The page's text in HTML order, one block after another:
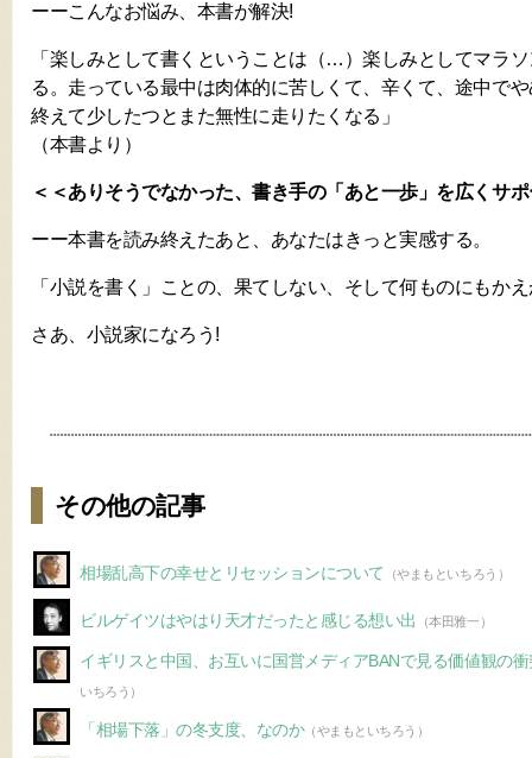
ーーこんなお悩み、本書が解決!
「楽しみとして書くということは（…）楽しみとしてマラ
る。走っている最中は肉体的に苦しくて、辛くて、途中で
終えて少したつとまた無性に走りたくなる」
（本書より）
＜＜ありそうでなかった、書き手の「あと一歩」を広くサ
ーー本書を読み終えたあと、あなたはきっと実感する。
「小説を書く」ことの、果てしない、そして何ものにもか
さあ、小説家になろう!
その他の記事
相場乱高下の幸せとリセッションについて （やまもといちろう）
ビルゲイツはやはり天才だったと感じる想い出 （本田雅一）
イギリスと中国、お互いに国営メディアBANで見る価値観の
いちろう）
「相場下落」の冬支度、なのか（やまもといちろう）